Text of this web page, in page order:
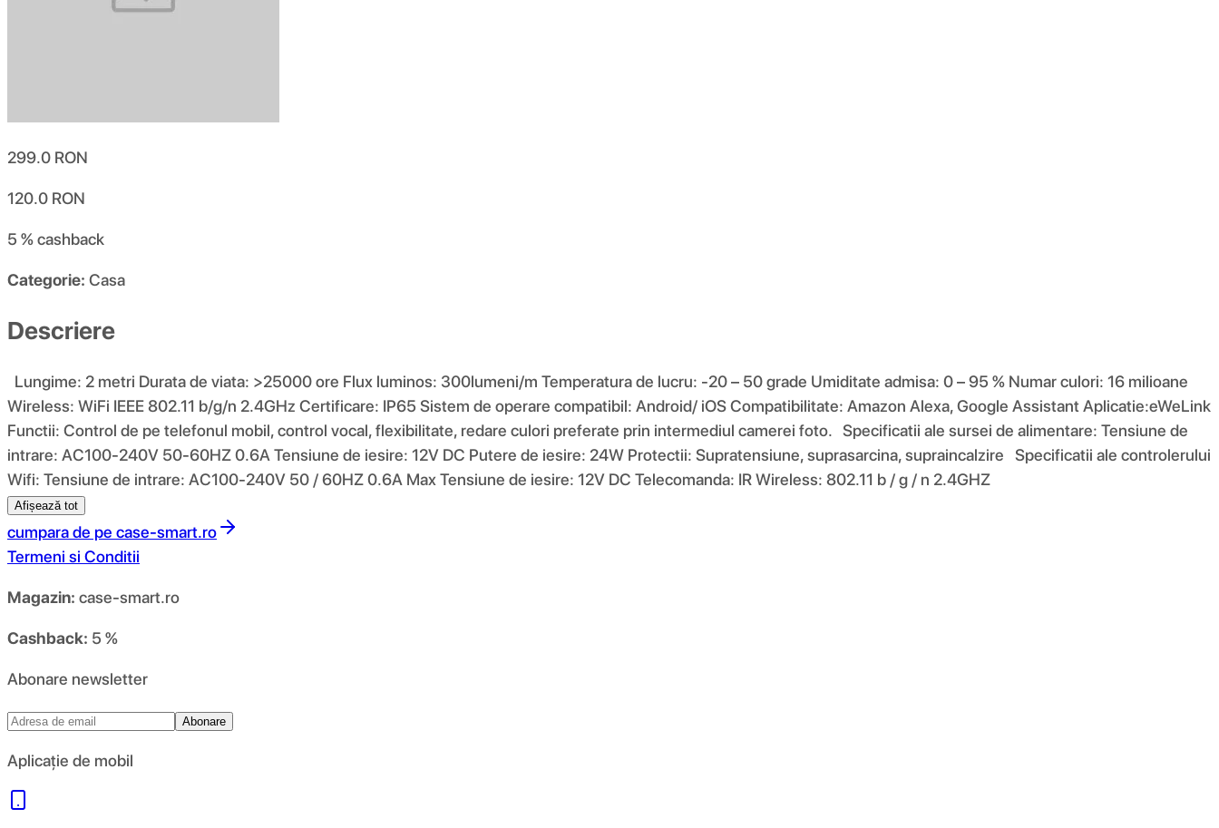
299.0 RON
120.0 RON
5 %cashback
Categorie: Casa
Descriere
Lungime: 2 metri Durata de viata: >25000 ore Flux luminos: 300lumeni/m Temperatura de lucru: -20 – 50 grade Umiditate admisa: 0 – 95 % Numar culori: 16 milioane
Wireless: WiFi IEEE 802.11 b/g/n 2.4GHz Certificare: IP65 Sistem de operare compatibil: Android/ iOS Compatibilitate: Amazon Alexa, Google Assistant Aplicatie:eWeLink
Functii: Control de pe telefonul mobil, control vocal, flexibilitate, redare culori preferate prin intermediul camerei foto. Specificatii ale sursei de alimentare: Tensiune de
intrare: AC100-240V 50-60HZ 0.6A Tensiune de iesire: 12V DC Putere de iesire: 24W Protectii: Supratensiune, suprasarcina, supraincalzire Specificatii ale controlerului
Wifi: Tensiune de intrare: AC100-240V 50 / 60HZ 0.6A Max Tensiune de iesire: 12V DC Telecomanda: IR Wireless: 802.11 b / g / n 2.4GHZ
Afișează tot
cumpara de pe case-smart.ro
Termeni si Conditii
Magazin: case-smart.ro
Cashback: 5 %
Abonare newsletter
Abonare
Aplicație de mobil